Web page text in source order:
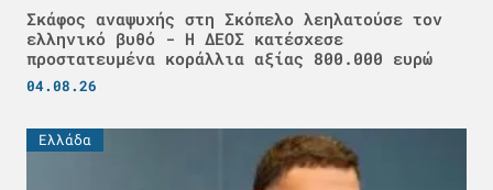
Σκάφος αναψυχής στη Σκόπελο λεηλατούσε τον
ελληνικό βυθό - H ΔΕΟΣ κατέσχεσε
προστατευμένα κοράλλια αξίας 800.000 ευρώ
04.08.26
Ελλάδα